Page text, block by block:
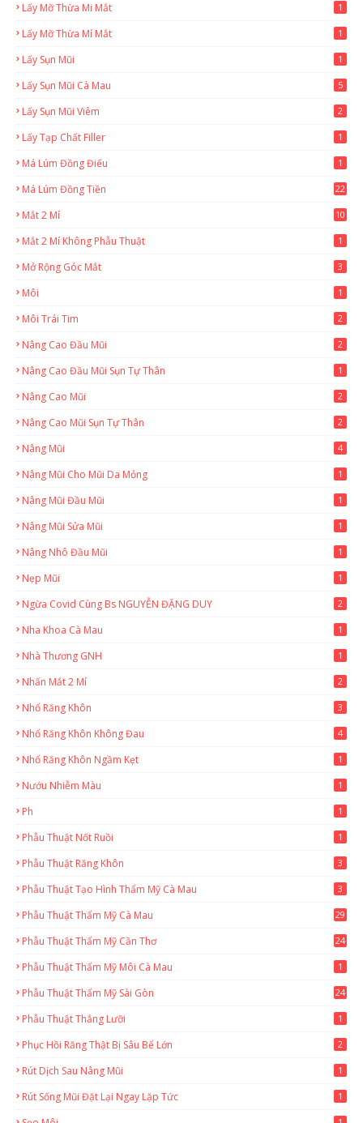
Lấy Mỡ Thừa Mi Mắt 1
Lấy Mỡ Thừa Mí Mắt 1
Lấy Sụn Mũi 1
Lấy Sụn Mũi Cà Mau 5
Lấy Sụn Mũi Viêm 2
Lấy Tạp Chất Filler 1
Má Lúm Đồng Điếu 1
Má Lúm Đồng Tiền 22
Mắt 2 Mí 10
Mắt 2 Mí Không Phẫu Thuật 1
Mở Rộng Góc Mắt 3
Môi 1
Môi Trái Tim 2
Nâng Cao Đầu Mũi 2
Nâng Cao Đầu Mũi Sụn Tự Thân 1
Nâng Cao Mũi 2
Nâng Cao Mũi Sụn Tự Thân 2
Nâng Mũi 4
Nâng Mũi Cho Mũi Da Mỏng 1
Nâng Mũi Đầu Mũi 1
Nâng Mũi Sửa Mũi 1
Nâng Nhô Đầu Mũi 1
Nẹp Mũi 1
Ngừa Covid Cùng Bs NGUYỄN ĐẶNG DUY 2
Nha Khoa Cà Mau 1
Nhà Thương GNH 1
Nhấn Mắt 2 Mí 2
Nhổ Răng Khôn 3
Nhổ Răng Khôn Không Đau 4
Nhổ Răng Khôn Ngầm Kẹt 1
Nướu Nhiễm Màu 1
Ph 1
Phẫu Thuật Nốt Ruồi 1
Phẫu Thuật Răng Khôn 3
Phẫu Thuật Tạo Hình Thẩm Mỹ Cà Mau 3
Phẫu Thuật Thẩm Mỹ Cà Mau
29
Phẫu Thuật Thẩm Mỹ Cần Thơ
24
Phẫu Thuật Thẩm Mỹ Môi Cà Mau 1
Phẫu Thuật Thẩm Mỹ Sài Gòn
24
Phẫu Thuật Thắng Lưỡi 1
Phục Hồi Răng Thật Bị Sâu Bể Lớn 2
Rút Dịch Sau Nâng Mũi 1
Rút Sống Mũi Đặt Lại Ngay Lặp Tức 1